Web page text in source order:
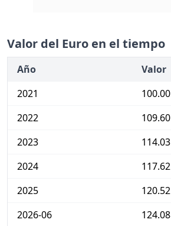
Valor del Euro en el tiempo
Año
Valor
2021
100.00
2022
109.60
2023
114.03
2024
117.62
2025
120.52
2026-06
124.08